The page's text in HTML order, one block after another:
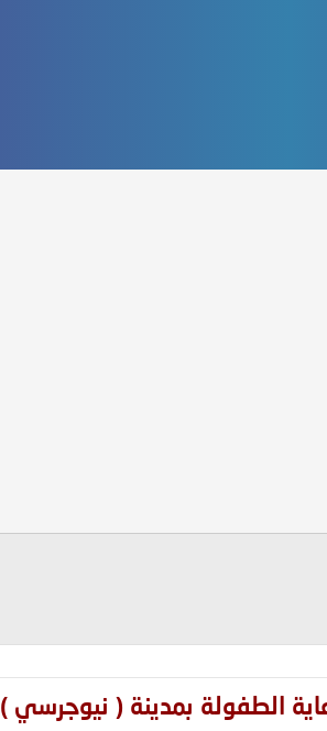
الطفولة بمدينة ( نيوجرسي )